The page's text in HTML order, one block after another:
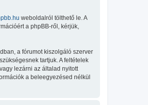
weboldalról tölthető le. A
a phpBB-ről, kérjük,
a fórumot kiszolgáló szerver
tartjuk. A feltételek
lezárni az általad nyitott
a beleegyezésed nélkül